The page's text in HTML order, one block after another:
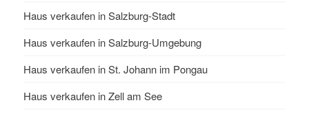
Haus verkaufen in Salzburg-Stadt
Haus verkaufen in Salzburg-Umgebung
Haus verkaufen in St. Johann im Pongau
Haus verkaufen in Zell am See